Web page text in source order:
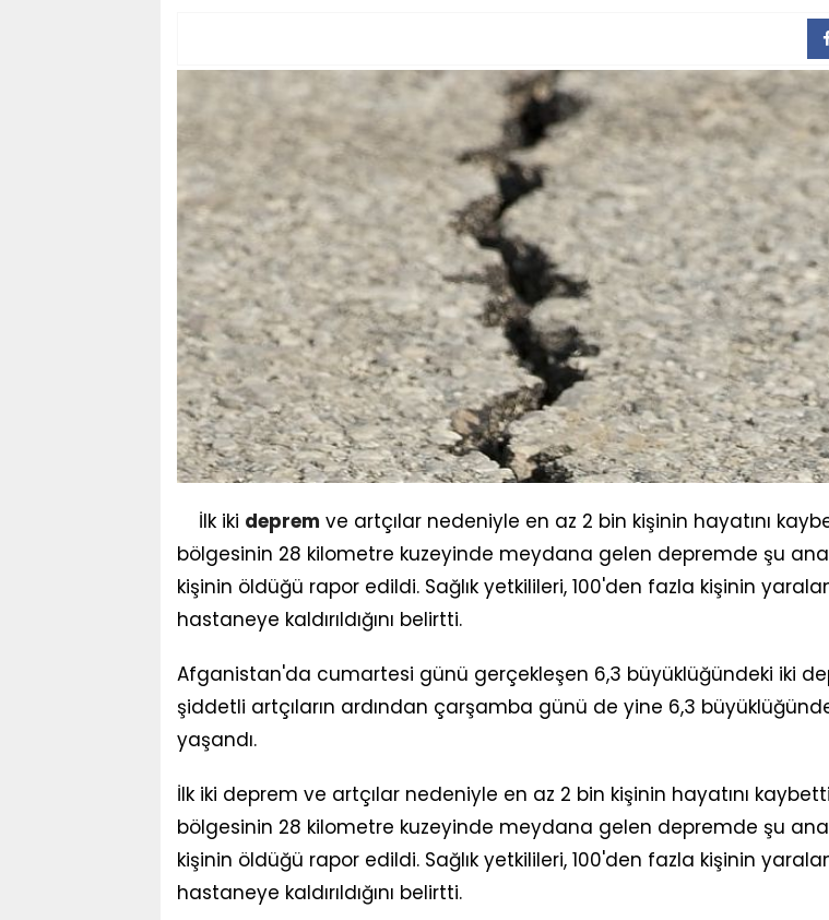
İlk iki deprem ve artçılar nedeniyle en az 2 bin kişinin hayatını
bölgesinin 28 kilometre kuzeyinde meydana gelen depremde şu
kişinin öldüğü rapor edildi. Sağlık yetkilileri, 100'den fazla kişinin
hastaneye kaldırıldığını belirtti.
Afganistan'da cumartesi günü gerçekleşen 6,3 büyüklüğündeki iki
şiddetli artçıların ardından çarşamba günü de yine 6,3 büyüklüğünde
yaşandı.
İlk iki deprem ve artçılar nedeniyle en az 2 bin kişinin hayatını
bölgesinin 28 kilometre kuzeyinde meydana gelen depremde şu
kişinin öldüğü rapor edildi. Sağlık yetkilileri, 100'den fazla kişinin
hastaneye kaldırıldığını belirtti.